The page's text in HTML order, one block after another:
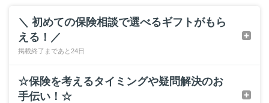
＼ 初めての保険相談で選べるギフトがもら
える！／
掲載終了まであと24日
☆保険を考えるタイミングや疑問解決のお
手伝い！☆